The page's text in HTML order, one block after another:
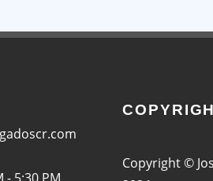
Copyright ©